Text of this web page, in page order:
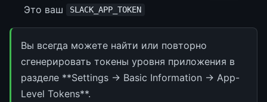
Это ваш
SLACK_APP_TOKEN
Вы всегда можете найти или повторно
сгенерировать токены уровня приложения в
разделе **Settings → Basic Information → App-
Level Tokens**.